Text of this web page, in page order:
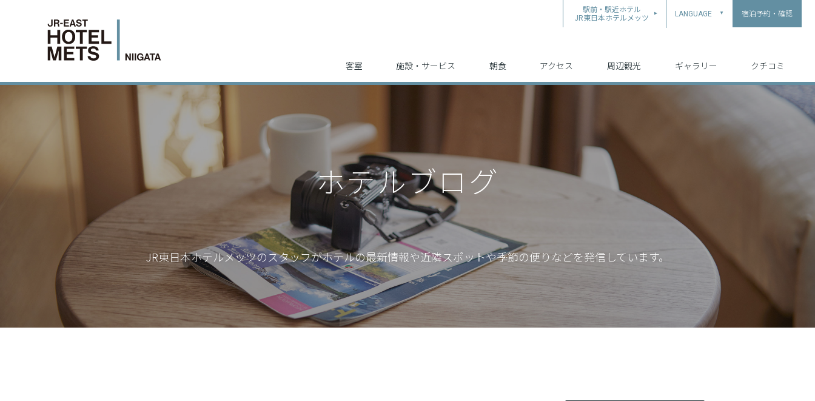
駅前・駅近ホテル
JR東日本ホテルメッツ
LANGUAGE ▲ 宿泊予約・確認
客室 施設・サービス 朝食 アクセス 周辺観光 ギャラリー クチコミ
ホテルブログ
JR東日本ホテルメッツのスタッフがホテルの最新情報や近隣スポットや季節の便りなどを発信しています。